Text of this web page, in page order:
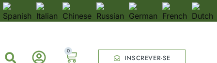
0
INSCREVER-SE